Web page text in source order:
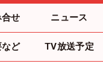
せ ニュース
ど TV放送予定